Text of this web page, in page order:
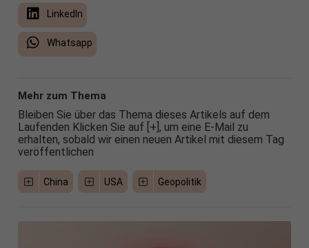
LinkedIn
Whatsapp
Mehr zum Thema
Bleiben Sie über das Thema dieses Artikels auf dem
Laufenden Klicken Sie auf [+], um eine E-Mail zu
erhalten, sobald wir einen neuen Artikel mit diesem Tag
veröffentlichen
China USA Geopolitik